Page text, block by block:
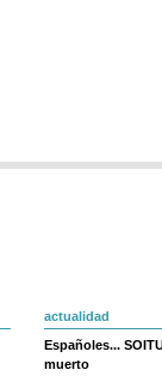
actualidad
Españoles...
muerto